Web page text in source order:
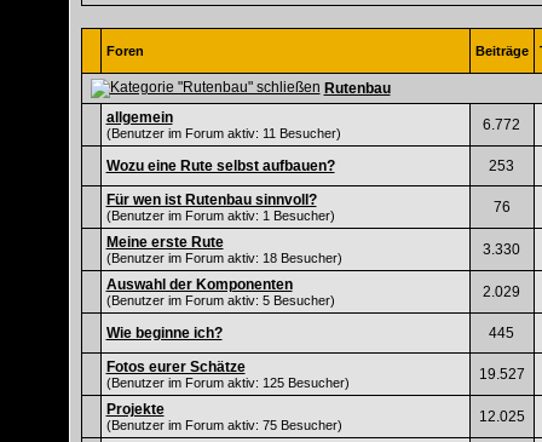
Foren Beiträge
Rutenbau
allgemein
(Benutzer im Forum aktiv: 11 Besucher) 6.772
Wozu eine Rute selbst aufbauen?
253
Für wen ist Rutenbau sinnvoll?
(Benutzer im Forum aktiv: 1 Besucher) 76
Meine erste Rute
(Benutzer im Forum aktiv: 18 Besucher) 3.330
Auswahl der Komponenten
(Benutzer im Forum aktiv: 5 Besucher) 2.029
Wie beginne ich?
445
Fotos eurer Schätze
(Benutzer im Forum aktiv: 125 Besucher) 19.527
Projekte
(Benutzer im Forum aktiv: 75 Besucher) 12.025